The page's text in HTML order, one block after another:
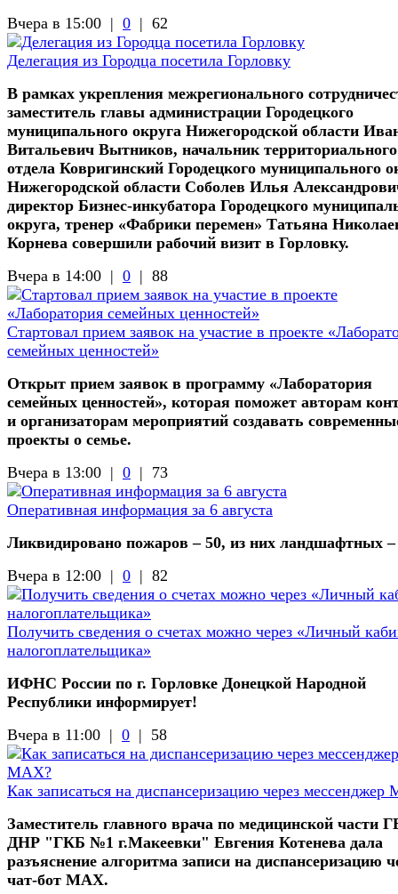
Вчера в 15:00 | 0 | 62
Делегация из Городца посетила Горловку
В рамках укрепления межрегионального
заместитель главы администрации Городецкого
муниципального округа Нижегородской области
Витальевич Вытников, начальник территориального
отдела Ковригинский Городецкого муниципального
Нижегородской области Соболев Илья
директор Бизнес-инкубатора Городецкого
округа, тренер «Фабрики перемен» Татьяна
Корнева совершили рабочий визит в Горловку.
Вчера в 14:00 | 0 | 88
Стартовал прием заявок на участие в проекте
семейных ценностей»
Открыт прием заявок в программу «Лаборатория
семейных ценностей», которая поможет авторам
и организаторам мероприятий создавать
проекты о семье.
Вчера в 13:00 | 0 | 73
Оперативная информация за 6 августа
Ликвидировано пожаров – 50, из них ландшафтных –
Вчера в 12:00 | 0 | 82
Получить сведения о счетах можно через «Личный
налогоплательщика»
ИФНС России по г. Горловке Донецкой Народной
Республики информирует!
Вчера в 11:00 | 0 | 58
Как записаться на диспансеризацию через
Заместитель главного врача по медицинской части
ДНР "ГКБ №1 г.Макеевки" Евгения Котенева дала
разъяснение алгоритма записи на диспансеризацию
чат-бот МАХ.